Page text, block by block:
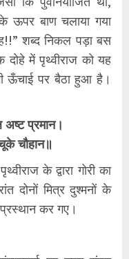
ऊपर बाण चलाया गया
शब्द निकल पड़ा बस
दोहे में पृथ्वीराज को यह
ऊँचाई पर बैठा हुआ है।
प्रमान।
चौहान॥
के द्वारा गोरी का
दोनों मित्र दुश्मनों के
कर गए।